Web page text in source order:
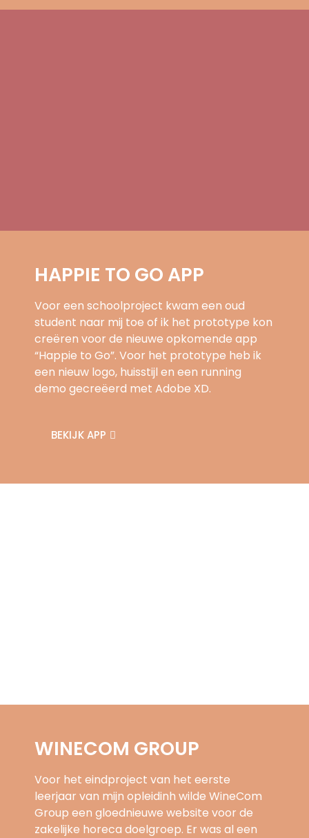
HAPPIE TO GO APP
Voor een schoolproject kwam een oud
student naar mij toe of ik het prototype kon
creëren voor de nieuwe opkomende app
“Happie to Go”. Voor het prototype heb ik
een nieuw logo, huisstijl en een running
demo gecreëerd met Adobe XD.
BEKIJK APP
WINECOM GROUP
Voor het eindproject van het eerste
leerjaar van mijn opleidinh wilde WineCom
Group een gloednieuwe website voor de
zakelijke horeca doelgroep. Er was al een